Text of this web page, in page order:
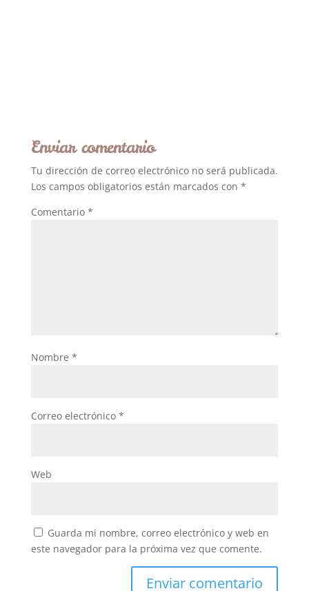
Enviar comentario
Tu dirección de correo electrónico no será publicada.
Los campos obligatorios están marcados con *
Comentario *
Nombre *
Correo electrónico *
Web
Guarda mi nombre, correo electrónico y web en
este navegador para la próxima vez que comente.